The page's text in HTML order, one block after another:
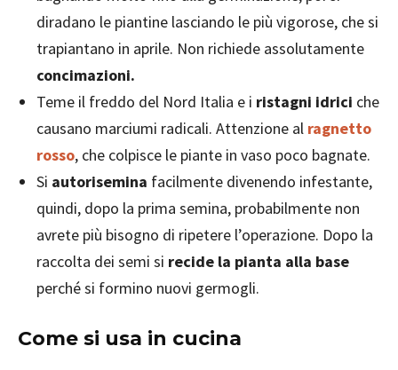
diradano le piantine lasciando le più vigorose, che si
trapiantano in aprile. Non richiede assolutamente
concimazioni.
Teme il freddo del Nord Italia e i ristagni idrici che
causano marciumi radicali. Attenzione al ragnetto
rosso, che colpisce le piante in vaso poco bagnate.
Si autorisemina facilmente divenendo infestante,
quindi, dopo la prima semina, probabilmente non
avrete più bisogno di ripetere l’operazione. Dopo la
raccolta dei semi si recide la pianta alla base
perché si formino nuovi germogli.
Come si usa in cucina